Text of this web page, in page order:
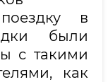
в
были
с такими
как